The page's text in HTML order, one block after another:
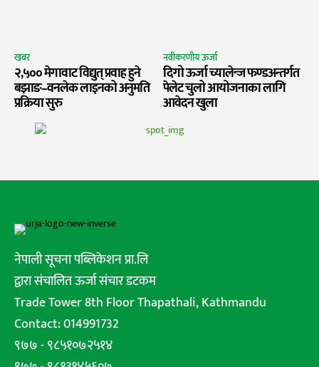
खबर
२,५०० मेगावाट विद्युत् प्रवाह हुने
बझाङ–वनलेक लाइनको अनुमति
प्रक्रिया सुरु
नवीकरणीय ऊर्जा
दिगो ऊर्जा च्यालेन्ज फण्डअन्तर्गत
पेलेट चुलो आयोजनाका लागि
आवेदन खुला
नेपाली सूचना पब्लिकेशन प्रा.लि
द्वारा संचालित ऊर्जा संचार डटकम
Trade Tower 8th Floor Thapathali, Kathmandu
Contact: 014991732
९७७ - ९८५१०७२५१४